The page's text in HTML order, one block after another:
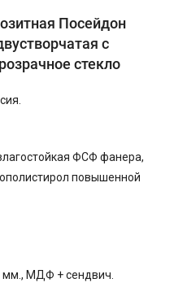
Посейдон
с
стекло
ФСФ фанера,
повышенной
мм., МДФ + сендвич.